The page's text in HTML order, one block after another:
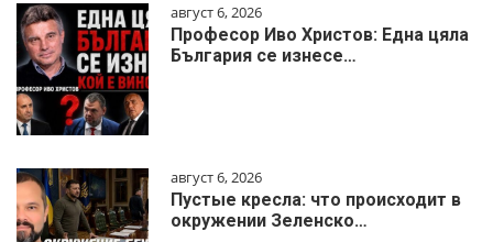
август 6, 2026
Професор Иво Христов: Една цяла
България се изнесе…
август 6, 2026
Пустые кресла: что происходит в
окружении Зеленско…